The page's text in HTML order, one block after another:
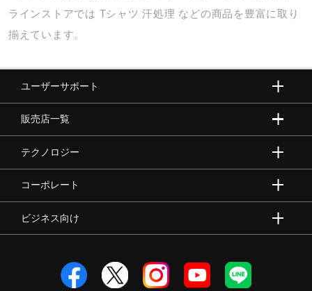
ラインストアでは Tシャツ 汗処理 などの商品を豊富に取り
揃えています。
ユーザーサポート
販売店一覧
テクノロジー
コーポレート
ビジネス向け